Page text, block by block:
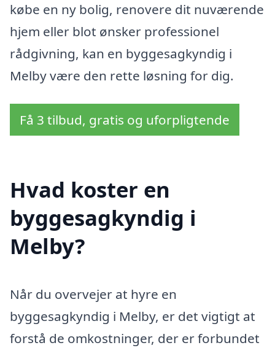
købe en ny bolig, renovere dit nuværende
hjem eller blot ønsker professionel
rådgivning, kan en byggesagkyndig i
Melby være den rette løsning for dig.
Få 3 tilbud, gratis og uforpligtende
Hvad koster en
byggesagkyndig i
Melby?
Når du overvejer at hyre en
byggesagkyndig i Melby, er det vigtigt at
forstå de omkostninger, der er forbundet